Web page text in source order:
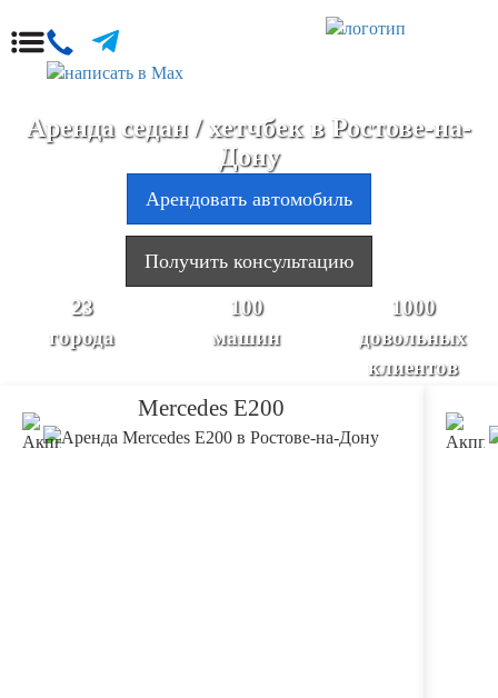
Аренда седан / хетчбек в Ростове-на-
Дону
Арендовать автомобиль
Получить консультацию
23
города
100
машин
1000
довольных
клиентов
Mercedes E200